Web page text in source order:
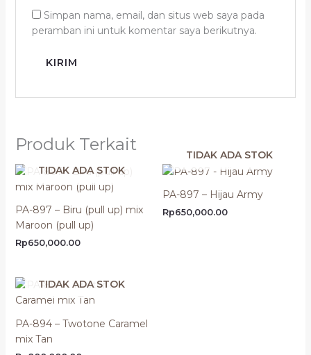
Simpan nama, email, dan situs web saya pada
peramban ini untuk komentar saya berikutnya.
Produk Terkait
TIDAK ADA STOK
PA-897 – Biru (pull up) mix
Maroon (pull up)
Rp650,000.00
TIDAK ADA STOK
PA-897 – Hijau Army
Rp650,000.00
TIDAK ADA STOK
PA-894 – Twotone Caramel
mix Tan